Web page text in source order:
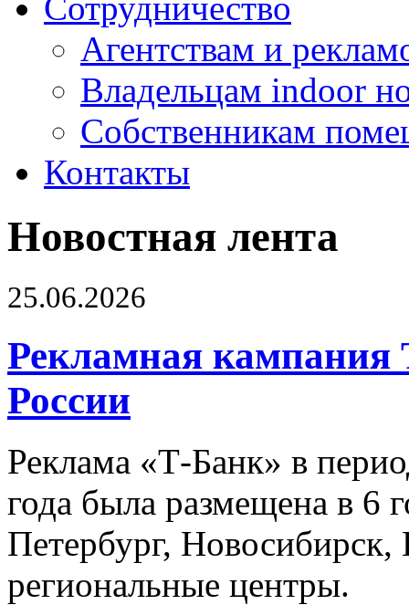
Агентствам и
Владельцам indoor
Собственникам
Контакты
Новостная лента
25.06.2026
Рекламная кампания
России
Реклама «Т-Банк» в
года была размещена в 6
Петербург,
региональные центры.